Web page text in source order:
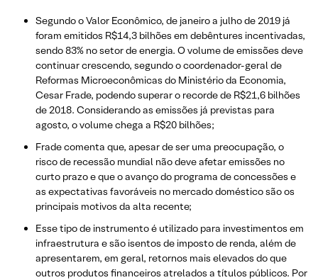
Segundo o Valor Econômico, de janeiro a julho de 2019 já
foram emitidos R$14,3 bilhões em debêntures incentivadas,
sendo 83% no setor de energia. O volume de emissões deve
continuar crescendo, segundo o coordenador-geral de
Reformas Microeconômicas do Ministério da Economia,
Cesar Frade, podendo superar o recorde de R$21,6 bilhões
de 2018. Considerando as emissões já previstas para
agosto, o volume chega a R$20 bilhões;
Frade comenta que, apesar de ser uma preocupação, o
risco de recessão mundial não deve afetar emissões no
curto prazo e que o avanço do programa de concessões e
as expectativas favoráveis no mercado doméstico são os
principais motivos da alta recente;
Esse tipo de instrumento é utilizado para investimentos em
infraestrutura e são isentos de imposto de renda, além de
apresentarem, em geral, retornos mais elevados do que
outros produtos financeiros atrelados a títulos públicos. Por